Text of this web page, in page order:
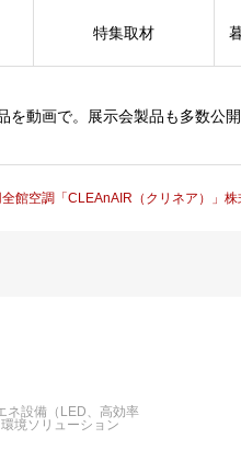
を動画で。展示会製品も多数公開
特集取材
館空調「CLEAnAIR（クリネア）」株
ネ設備（LED、高効率
境ソリューション